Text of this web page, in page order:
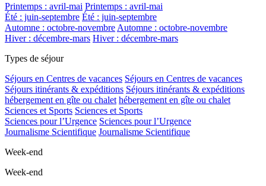
Printemps : avril-mai Printemps : avril-mai
Été : juin-septembre Été : juin-septembre
Automne : octobre-novembre Automne : octobre-novembre
Hiver : décembre-mars Hiver : décembre-mars
Types de séjour
Séjours en Centres de vacances Séjours en Centres de vacances
Séjours itinérants & expéditions Séjours itinérants & expéditions
hébergement en gîte ou chalet hébergement en gîte ou chalet
Sciences et Sports Sciences et Sports
Sciences pour l’Urgence Sciences pour l’Urgence
Journalisme Scientifique Journalisme Scientifique
Week-end
Week-end